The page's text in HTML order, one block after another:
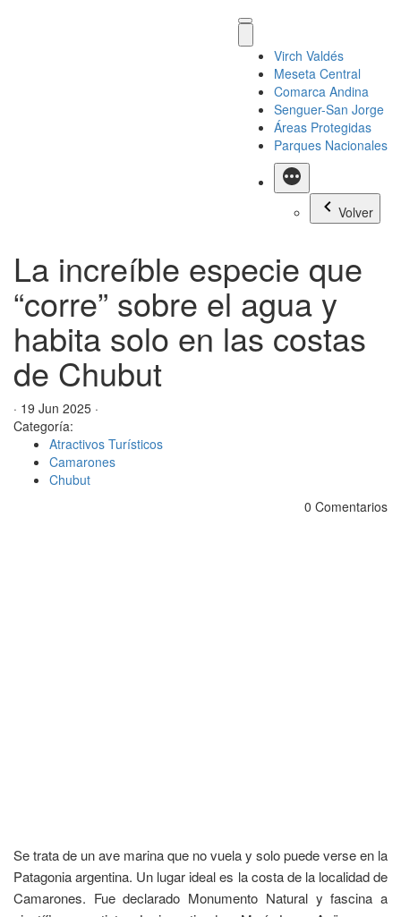
Virch Valdés
Meseta Central
Comarca Andina
Senguer-San Jorge
Áreas Protegidas
Parques Nacionales
Más
Volver
La increíble especie que
“corre” sobre el agua y
habita solo en las costas
de Chubut
· 19 Jun 2025 ·
Categoría:
Atractivos Turísticos
Camarones
Chubut
0 Comentarios
Se trata de un ave marina que no vuela y solo puede verse en la
Patagonia argentina. Un lugar ideal es la costa de la localidad de
Camarones. Fue declarado Monumento Natural y fascina a